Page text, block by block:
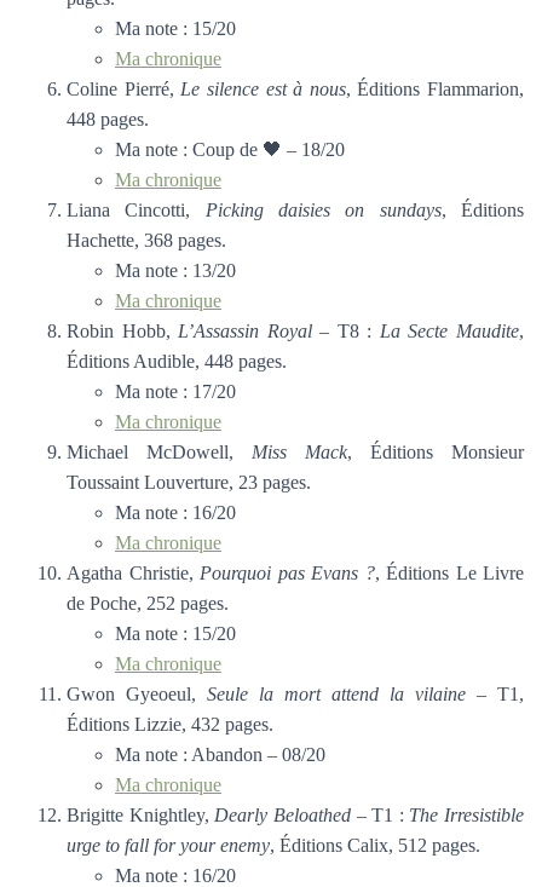
Ma note : 15/20
Ma chronique
Coline Pierré, Le silence est à nous, Éditions Flammarion,
448 pages.
Ma note : Coup de 🖤 – 18/20
Ma chronique
Liana Cincotti, Picking daisies on sundays, Éditions
Hachette, 368 pages.
Ma note : 13/20
Ma chronique
Robin Hobb, L’Assassin Royal– T8 : La Secte Maudite,
Éditions Audible, 448 pages.
Ma note : 17/20
Ma chronique
Michael McDowell, Miss Mack, Éditions Monsieur
Toussaint Louverture, 23 pages.
Ma note : 16/20
Ma chronique
Agatha Christie, Pourquoi pas Evans ?, Éditions Le Livre
de Poche, 252 pages.
Ma note : 15/20
Ma chronique
Gwon Gyeoeul, Seule la mort attend la vilaine – T1,
Éditions Lizzie, 432 pages.
Ma note : Abandon – 08/20
Ma chronique
Brigitte Knightley, Dearly Beloathed– T1 : The Irresistible
urge to fall for your enemy, Éditions Calix, 512 pages.
Ma note : 16/20